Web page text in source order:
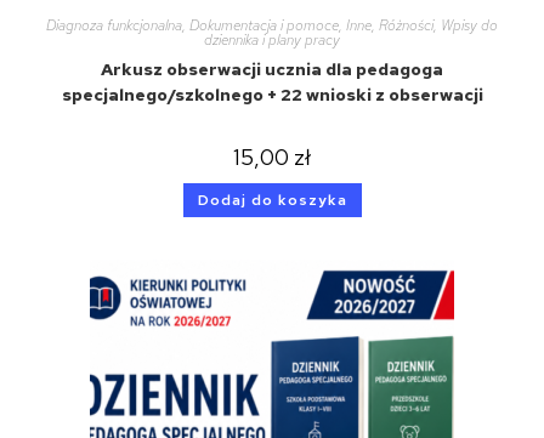
Diagnoza funkcjonalna, Dokumentacja i pomoce, Inne, Różności, Wpisy do
dziennika i plany pracy
Arkusz obserwacji ucznia dla pedagoga
specjalnego/szkolnego + 22 wnioski z obserwacji
15,00 zł
Dodaj do koszyka